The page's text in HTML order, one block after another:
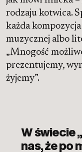
rodzaju kotwica.
każda
muzycznej albo
„Mnogość
prezentujemy,
żyjemy”.
W świecie
nas, że po